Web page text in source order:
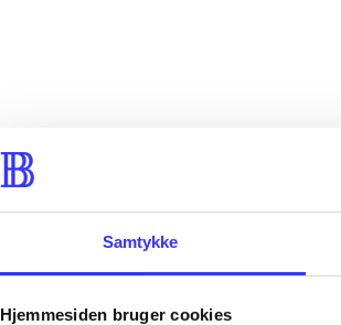
Samtykke
Hjemmesiden bruger cookies